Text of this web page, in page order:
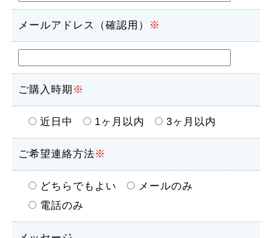
メールアドレス（確認用） ※
ご購入時期 ※
近日中 1ヶ月以内 3ヶ月以内
ご希望連絡方法※
どちらでもよい
メールのみ
電話のみ